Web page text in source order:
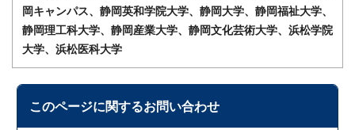
岡キャンパス、静岡英和学院大学、 静岡大学、静岡福祉大学、
静岡理工科大学、 静岡産業大学、静岡文化芸術大学、浜松学院
大学、浜松医科大学
このページに関するお問い合わせ